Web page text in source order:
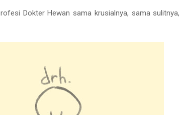
Dokter Hewan sama krusialnya, sama sulitnya,